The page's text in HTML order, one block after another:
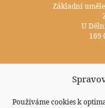
Používáme cookies k
Základní
U
169